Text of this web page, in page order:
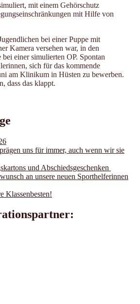
mit einem Gehörschutz
mit Hilfe von
bei einer Puppe mit
Kamera versehen war, in den
einer simulierten OP. Spontan
sich für das kommende
am Klinikum in Hüsten zu bewerben.
dass das klappt.
uns für immer, auch wenn wir sie
und Abschiedsgeschenken
an unsere neuen Sporthelferinnen
Klassenbesten!